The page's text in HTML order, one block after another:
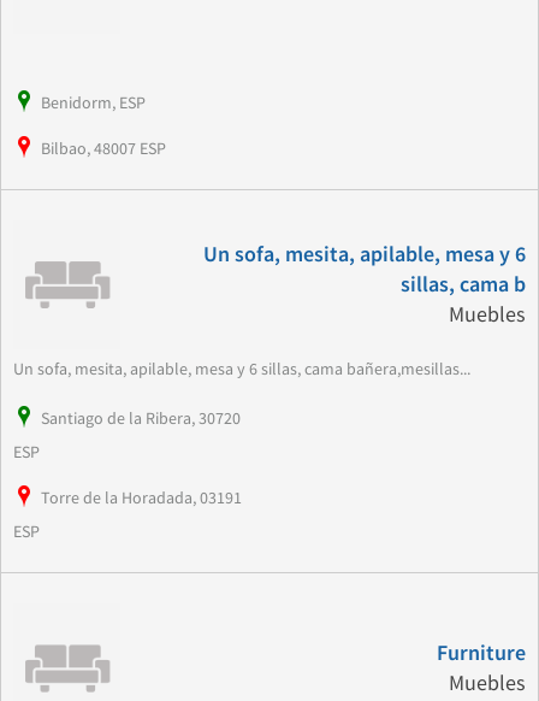
Benidorm, ESP
Bilbao, 48007 ESP
Un sofa, mesita, apilable, mesa y 6
sillas, cama b
Muebles
Un sofa, mesita, apilable, mesa y 6 sillas, cama bañera,mesillas...
Santiago de la Ribera, 30720
ESP
Torre de la Horadada, 03191
ESP
Furniture
Muebles